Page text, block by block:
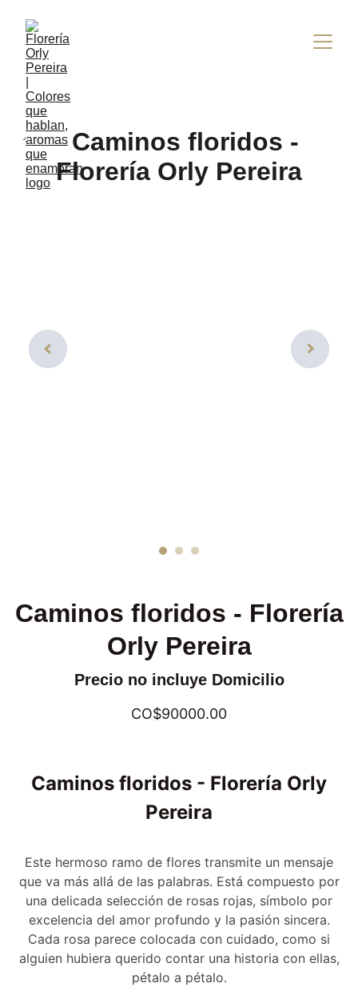
Caminos floridos - Florería
Orly Pereira
Precio no incluye Domicilio
CO$90000.00
Caminos floridos - Florería Orly
Pereira
Este hermoso ramo de flores transmite un mensaje
que va más allá de las palabras. Está compuesto por
una delicada selección de rosas rojas, símbolo por
excelencia del amor profundo y la pasión sincera.
Cada rosa parece colocada con cuidado, como si
alguien hubiera querido contar una historia con ellas,
pétalo a pétalo.